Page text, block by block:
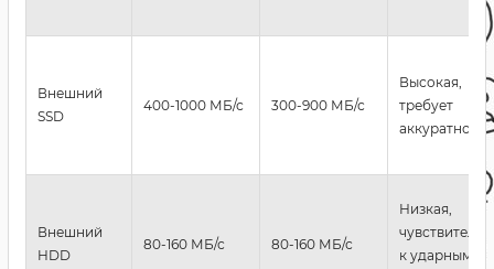
Внешний
SSD
400-1000 МБ/с 300-900 МБ/с
Высокая,
требует
аккуратности
Внешний
HDD
80-160 МБ/с 80-160 МБ/с
Низкая,
к ударным